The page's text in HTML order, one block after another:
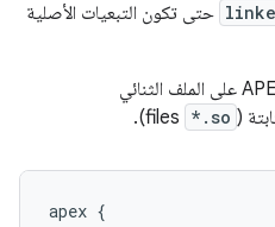
حتى تكون التبعيات الأصلية
في المقتطف التالي، يحتوي ملف APEX على الملف الثنائي
(
*.so
apex {